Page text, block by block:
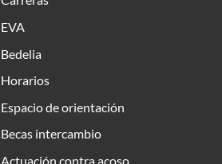
EVA
Bedelia
Horarios
Espacio de orientación
Becas intercambio
Actuación contra acoso